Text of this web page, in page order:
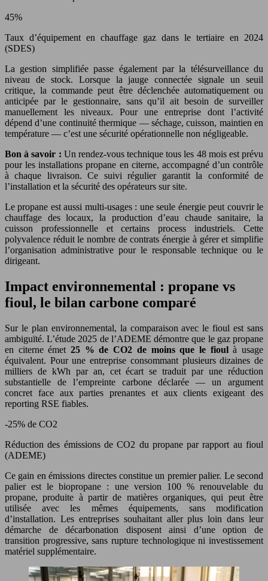
45%
Taux d’équipement en chauffage gaz dans le tertiaire en 2024
(SDES)
La gestion simplifiée passe également par la télésurveillance du
niveau de stock. Lorsque la jauge connectée signale un seuil
critique, la commande peut être déclenchée automatiquement ou
anticipée par le gestionnaire, sans qu’il ait besoin de surveiller
manuellement les niveaux. Pour une entreprise dont l’activité
dépend d’une continuité thermique — séchage, cuisson, maintien en
température — c’est une sécurité opérationnelle non négligeable.
Bon à savoir : Un rendez-vous technique tous les 48 mois est prévu
pour les installations propane en citerne, accompagné d’un contrôle
à chaque livraison. Ce suivi régulier garantit la conformité de
l’installation et la sécurité des opérateurs sur site.
Le propane est aussi multi-usages : une seule énergie peut couvrir le
chauffage des locaux, la production d’eau chaude sanitaire, la
cuisson professionnelle et certains process industriels. Cette
polyvalence réduit le nombre de contrats énergie à gérer et simplifie
l’organisation administrative pour le responsable technique ou le
dirigeant.
Impact environnemental : propane vs
fioul, le bilan carbone comparé
Sur le plan environnemental, la comparaison avec le fioul est sans
ambiguïté. L’étude 2025 de l’ADEME démontre que le gaz propane
en citerne émet25 % de CO2 de moins que le fioulà usage
équivalent. Pour une entreprise consommant plusieurs dizaines de
milliers de kWh par an, cet écart se traduit par une réduction
substantielle de l’empreinte carbone déclarée — un argument
concret face aux parties prenantes et aux clients exigeant des
reporting RSE fiables.
-25% de CO2
Réduction des émissions de CO2 du propane par rapport au fioul
(ADEME)
Ce gain en émissions directes constitue un premier palier. Le second
palier est le biopropane : une version 100 % renouvelable du
propane, produite à partir de matières organiques, qui peut être
utilisée avec les mêmes équipements, sans modification
d’installation. Les entreprises souhaitant aller plus loin dans leur
démarche de décarbonation disposent ainsi d’une option de
transition progressive, sans rupture technologique ni investissement
matériel supplémentaire.